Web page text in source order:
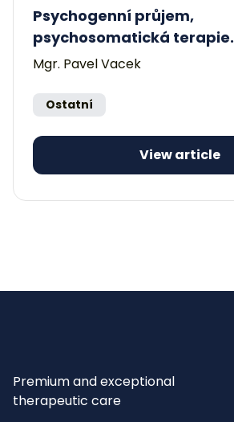
Psychogenní průjem,
psychosomatická terapie.
Mgr. Pavel Vacek
Ostatní
View article
Premium and exceptional
therapeutic care